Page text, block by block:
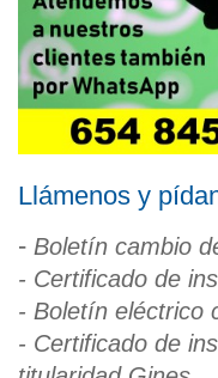
Llámenos y
- Boletín cambio
- Certificado de
- Boletín eléctrico
- Certificado de